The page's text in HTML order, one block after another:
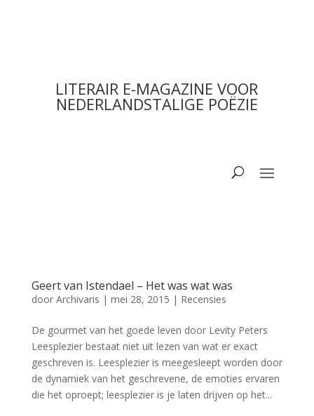
LITERAIR E-MAGAZINE VOOR
NEDERLANDSTALIGE POËZIE
Geert van Istendael – Het was wat was
door Archivaris | mei 28, 2015 | Recensies
De gourmet van het goede leven door Levity Peters
Leesplezier bestaat niet uit lezen van wat er exact
geschreven is. Leesplezier is meegesleept worden door
de dynamiek van het geschrevene, de emoties ervaren
die het oproept; leesplezier is je laten drijven op het...